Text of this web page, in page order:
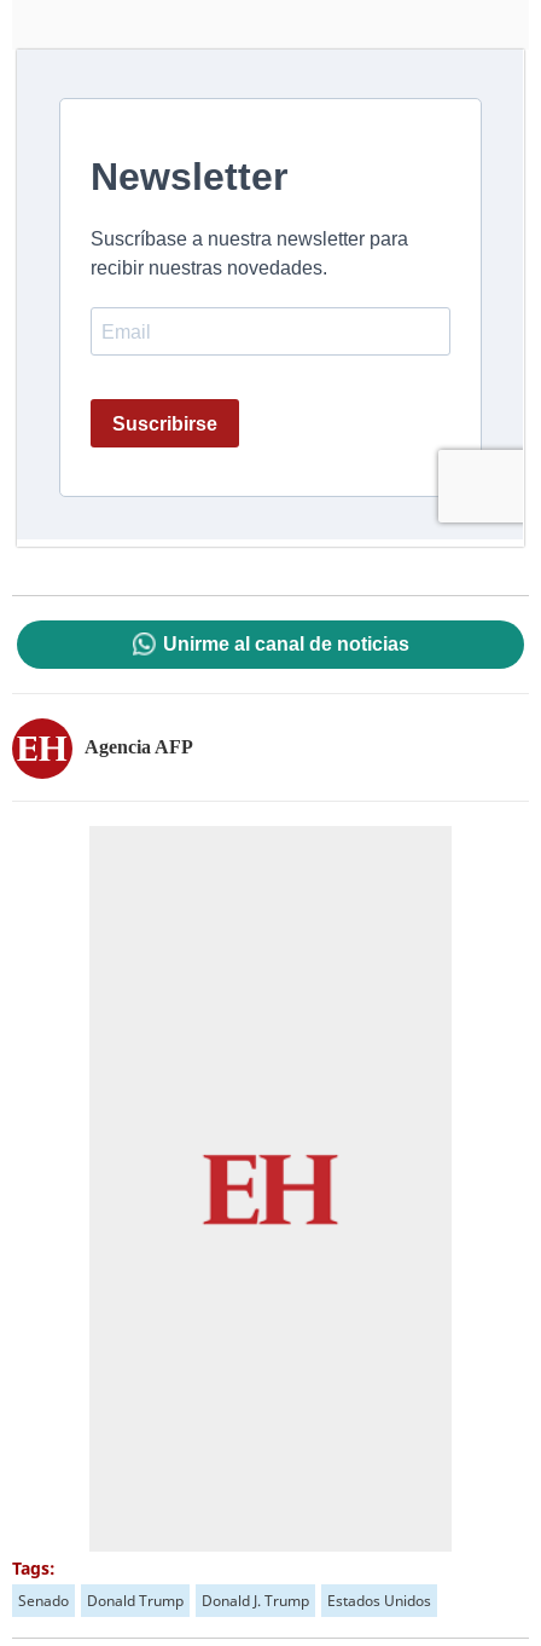
Unirme al canal de noticias
Agencia AFP
Tags:
Senado Donald Trump Donald J. Trump Estados Unidos